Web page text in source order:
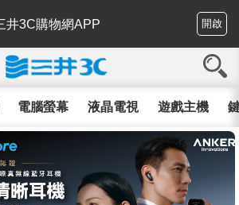
井3C購物網APP 開啟
電腦螢幕 液晶電視 遊戲主機